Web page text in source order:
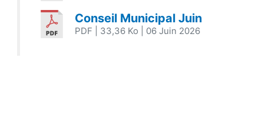
Conseil Municipal Juin
PDF | 33,36 Ko | 06 Juin 2026